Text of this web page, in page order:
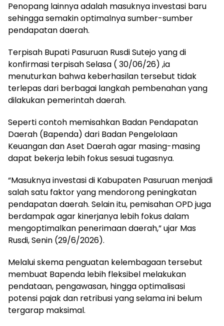
Penopang lainnya adalah masuknya investasi baru
sehingga semakin optimalnya sumber-sumber
pendapatan daerah.
Terpisah Bupati Pasuruan Rusdi Sutejo yang di
konfirmasi terpisah Selasa ( 30/06/26) ,ia
menuturkan bahwa keberhasilan tersebut tidak
terlepas dari berbagai langkah pembenahan yang
dilakukan pemerintah daerah.
Seperti contoh memisahkan Badan Pendapatan
Daerah (Bapenda) dari Badan Pengelolaan
Keuangan dan Aset Daerah agar masing-masing
dapat bekerja lebih fokus sesuai tugasnya.
“Masuknya investasi di Kabupaten Pasuruan menjadi
salah satu faktor yang mendorong peningkatan
pendapatan daerah. Selain itu, pemisahan OPD juga
berdampak agar kinerjanya lebih fokus dalam
mengoptimalkan penerimaan daerah,” ujar Mas
Rusdi, Senin (29/6/2026).
Melalui skema penguatan kelembagaan tersebut
membuat Bapenda lebih fleksibel melakukan
pendataan, pengawasan, hingga optimalisasi
potensi pajak dan retribusi yang selama ini belum
tergarap maksimal.